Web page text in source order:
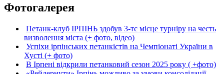
Фотогалерея
Петанк-клуб ІРПІНЬ здобув 3-тє місце турніру на честь
визволення міста (+ фото, відео)
Успіхи ірпінських петанкістів на Чемпіонаті України в
Хусті (+ фото)
В Ірпені відкрили петанковий сезон 2025 року ( +фото)